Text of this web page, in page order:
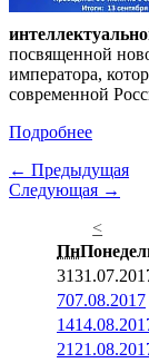
посвященной
императора,
современной
Подробнее
← Предыдущая
Следующая →
<
Пн
31
707.08.2017
14
21